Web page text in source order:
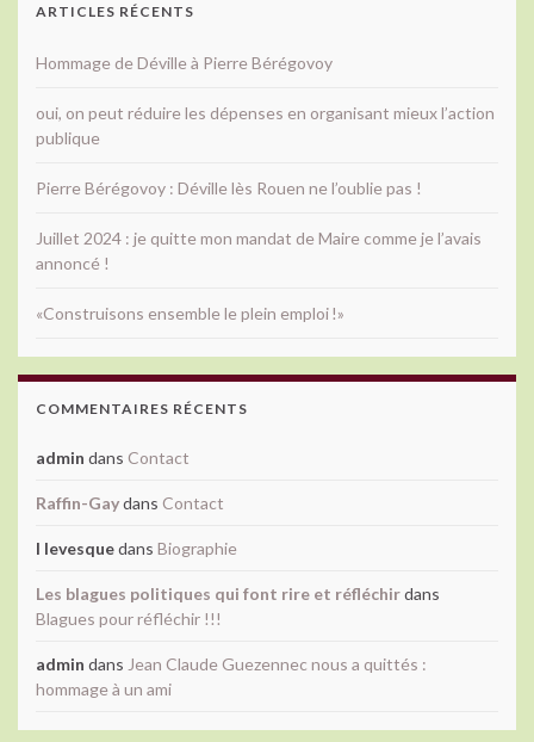
ARTICLES RÉCENTS
Hommage de Déville à Pierre Bérégovoy
oui, on peut réduire les dépenses en organisant mieux l’action
publique
Pierre Bérégovoy : Déville lès Rouen ne l’oublie pas !
Juillet 2024 : je quitte mon mandat de Maire comme je l’avais
annoncé !
«Construisons ensemble le plein emploi !»
COMMENTAIRES RÉCENTS
admin dans Contact
Raffin-Gaydans Contact
l levesquedans Biographie
Les blagues politiques qui font rire et réfléchirdans
Blagues pour réfléchir !!!
admin dans Jean Claude Guezennec nous a quittés :
hommage à un ami